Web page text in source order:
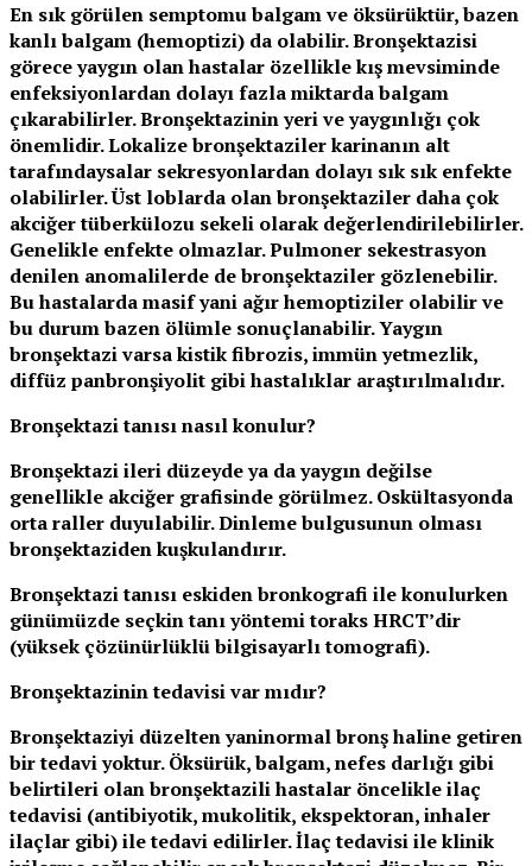
En sık görülen semptomu balgam ve öksürüktür, bazen
kanlı balgam (hemoptizi) da olabilir. Bronşektazisi
görece yaygın olan hastalar özellikle kış mevsiminde
enfeksiyonlardan dolayı fazla miktarda balgam
çıkarabilirler. Bronşektazinin yeri ve yaygınlığı çok
önemlidir. Lokalize bronşektaziler karinanın alt
tarafındaysalar sekresyonlardan dolayı sık sık enfekte
olabilirler. Üst loblarda olan bronşektaziler daha çok
akciğer tüberkülozu sekeli olarak değerlendirilebilirler.
Genelikle enfekte olmazlar. Pulmoner sekestrasyon
denilen anomalilerde de bronşektaziler gözlenebilir.
Bu hastalarda masif yani ağır hemoptiziler olabilir ve
bu durum bazen ölümle sonuçlanabilir. Yaygın
bronşektazi varsa kistik fibrozis, immün yetmezlik,
diffüz panbronşiyolit gibi hastalıklar araştırılmalıdır.
Bronşektazi tanısı nasıl konulur?
Bronşektazi ileri düzeyde ya da yaygın değilse
genellikle akciğer grafisinde görülmez. Oskültasyonda
orta raller duyulabilir. Dinleme bulgusunun olması
bronşektaziden kuşkulandırır.
Bronşektazi tanısı eskiden bronkografi ile konulurken
günümüzde seçkin tanı yöntemi toraks HRCT’dir
(yüksek çözünürlüklü bilgisayarlı tomografi).
Bronşektazinin tedavisi var mıdır?
Bronşektaziyi düzelten yaninormal bronş haline getiren
bir tedavi yoktur. Öksürük, balgam, nefes darlığı gibi
belirtileri olan bronşektazili hastalar öncelikle ilaç
tedavisi (antibiyotik, mukolitik, ekspektoran, inhaler
ilaçlar gibi) ile tedavi edilirler. İlaç tedavisi ile klinik